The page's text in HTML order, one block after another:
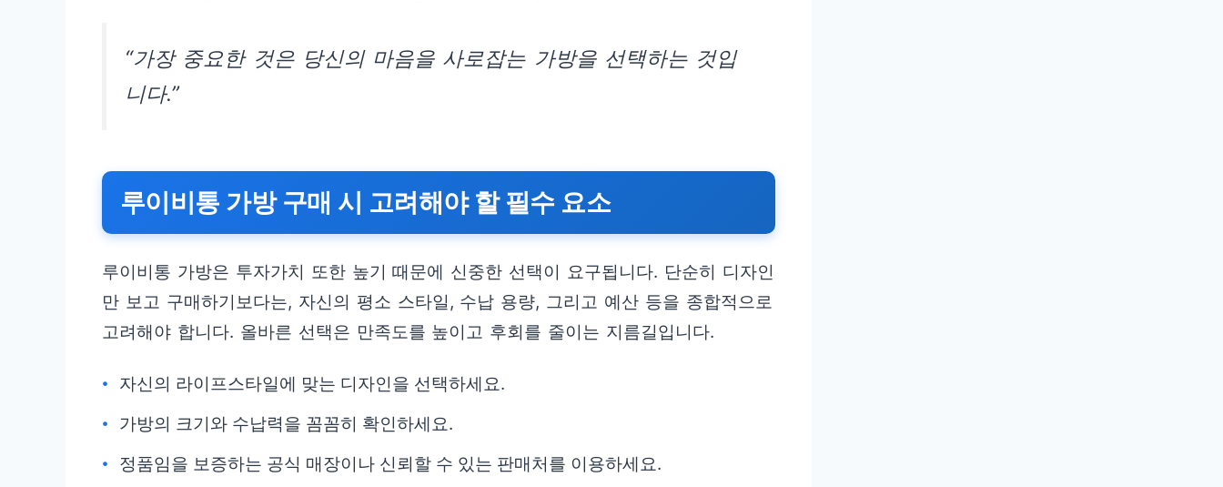
“가장 중요한 것은 당신의 마음을 사로잡는 가방을 선택하는 것입
니다.”
루이비통 가방 구매 시 고려해야 할 필수 요소
루이비통 가방은 투자가치 또한 높기 때문에 신중한 선택이 요구됩니다. 단순히 디자인
만 보고 구매하기보다는, 자신의 평소 스타일, 수납 용량, 그리고 예산 등을 종합적으로
고려해야 합니다. 올바른 선택은 만족도를 높이고 후회를 줄이는 지름길입니다.
자신의 라이프스타일에 맞는 디자인을 선택하세요.
가방의 크기와 수납력을 꼼꼼히 확인하세요.
정품임을 보증하는 공식 매장이나 신뢰할 수 있는 판매처를 이용하세요.